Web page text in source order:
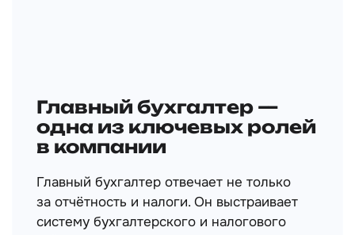
Главный бухгалтер —
в компании
Главный бухгалтер отвечает не только